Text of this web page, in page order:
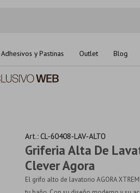
Adhesivos y Pastinas Outlet Blog
Griferia Alta De
Clever Agora
CL-60408-LAV-ALTO
El grifo alto de lavatorio AGORA